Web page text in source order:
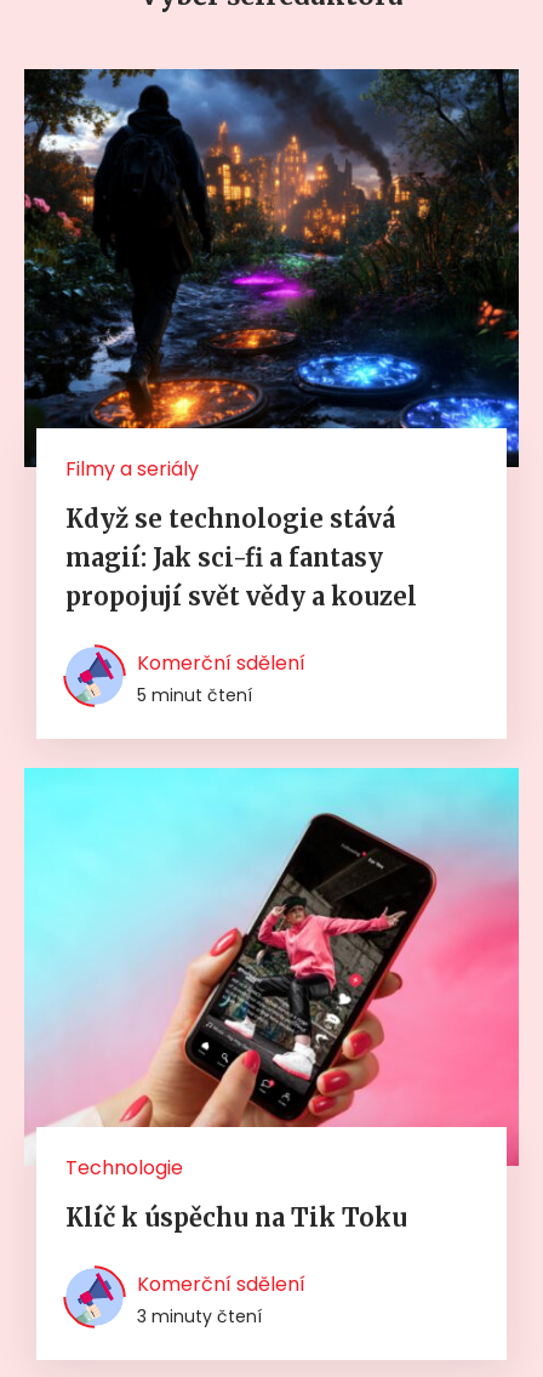
Filmy a seriály
Když se technologie stává
magií: Jak sci-fi a fantasy
propojují svět vědy a kouzel
Komerční sdělení
5 minut čtení
Technologie
Klíč k úspěchu na Tik Toku
Komerční sdělení
3 minuty čtení